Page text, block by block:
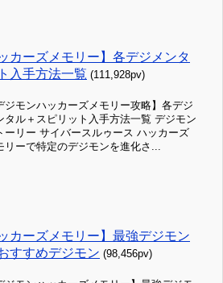
カーズメモリー】各デジメンタ
入手方法一覧 (111,928pv)
ジモンハッカーズメモリー攻略】各デジ
タル＋スピリット入手方法一覧 デジモン
ーリー サイバースルゥース ハッカーズ
リーで特定のデジモンを進化さ...
カーズメモリー】最強デジモン
すすめデジモン (98,456pv)